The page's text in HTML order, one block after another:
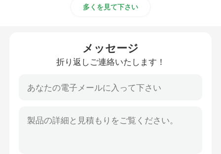
ステンレス鋼のプロフィール
ニッケル合金
Hastelloyの合金
多くを見て下さい
メッセージ
折り返しご連絡いたします！